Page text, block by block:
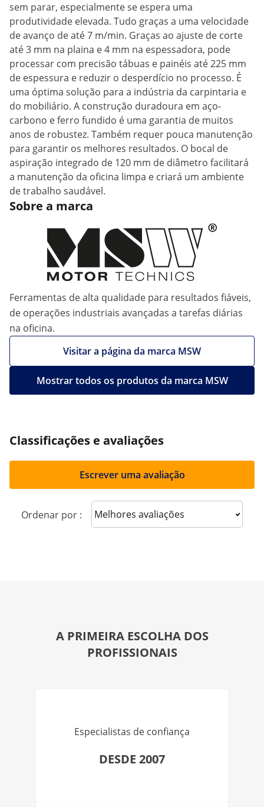
sem parar, especialmente se espera uma
produtividade elevada. Tudo graças a uma velocidade
de avanço de até 7 m/min. Graças ao ajuste de corte
até 3 mm na plaina e 4 mm na espessadora, pode
processar com precisão tábuas e painéis até 225 mm
de espessura e reduzir o desperdício no processo. É
uma óptima solução para a indústria da carpintaria e
do mobiliário. A construção duradoura em aço-
carbono e ferro fundido é uma garantia de muitos
anos de robustez. Também requer pouca manutenção
para garantir os melhores resultados. O bocal de
aspiração integrado de 120 mm de diâmetro facilitará
a manutenção da oficina limpa e criará um ambiente
de trabalho saudável.
Sobre a marca
Ferramentas de alta qualidade para resultados fiáveis,
de operações industriais avançadas a tarefas diárias
na oficina.
Visitar a página da marca MSW
Mostrar todos os produtos da marca MSW
Classificações e avaliações
Escrever uma avaliação
Ordenar por : Sort reviews
A PRIMEIRA ESCOLHA DOS
PROFISSIONAIS
Especialistas de confiança
DESDE 2007